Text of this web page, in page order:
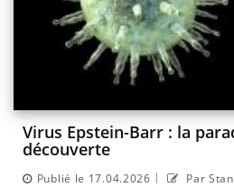
Virus Epstein-Barr : la
découverte
Publié le 17.04.2026 | Par